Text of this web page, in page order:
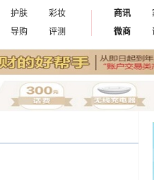
护肤
彩妆
导购 评测
商讯
微商